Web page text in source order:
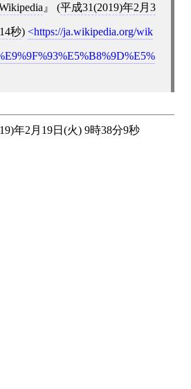
(平成31(2019)年2月3
秒) https://ja.wikipedia.org/wik
年2月19日(火) 9時38分9秒